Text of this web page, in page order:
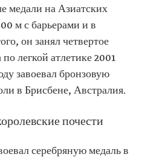
медали на Азиатских
м с барьерами и в
он занял четвертое
легкой атлетике 2001
завоевал бронзовую
в Брисбене, Австралия.
почести
серебряную медаль в